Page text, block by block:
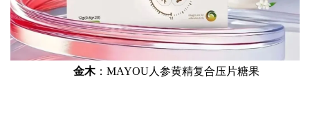
金木：MAYOU人参黄精复合压片糖果